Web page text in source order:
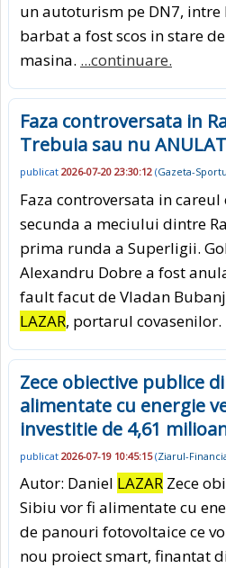
un autoturism pe DN7, intre
barbat a fost scos in stare
masina. ...continuare.
Faza controversata in
Trebuia sau nu
publicat 2026-07-20 23:30:12 (Gazeta-
Faza controversata in
secunda a meciului dintre
prima runda a Superligii.
Alexandru Dobre a fost
fault facut de Vladan
LAZAR, portarul covasenilor.
Zece obiective publice
alimentate cu energie
investitie de 4,61
publicat 2026-07-19 10:45:15(Ziarul-
Autor: Daniel LAZAR Zece
Sibiu vor fi alimentate cu
de panouri fotovoltaice ce
nou proiect smart, finantat